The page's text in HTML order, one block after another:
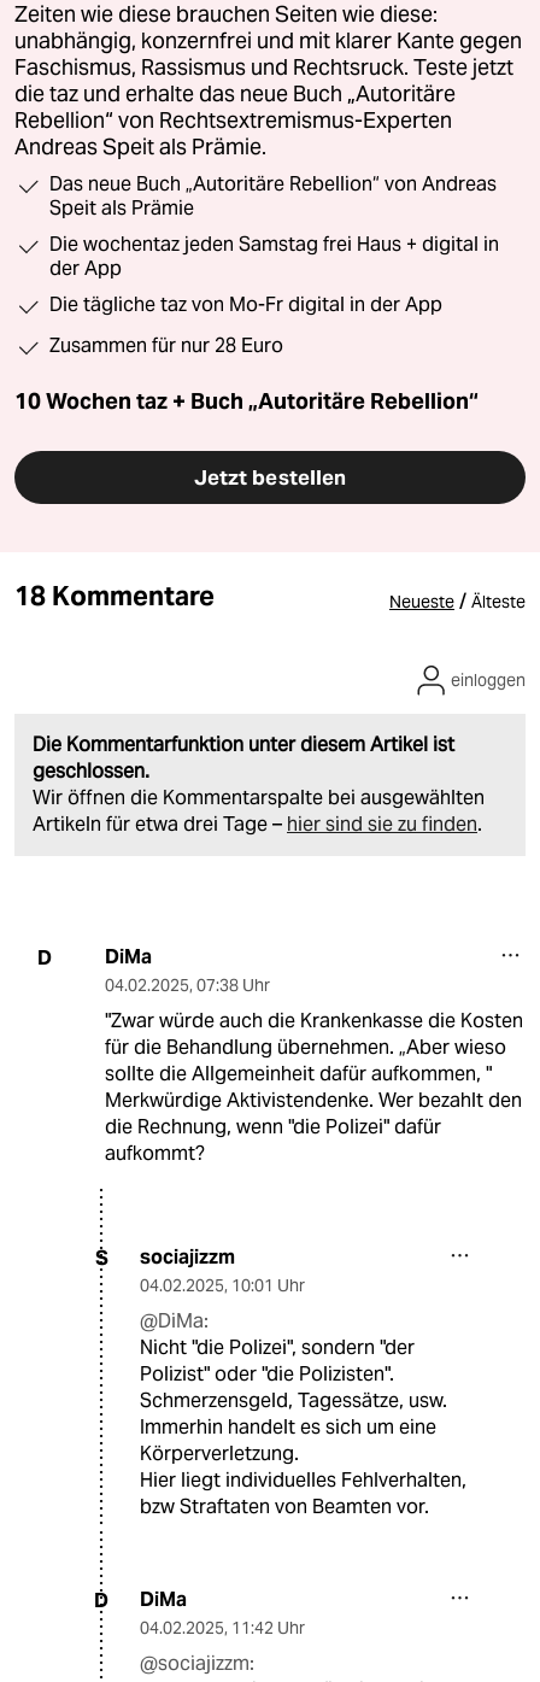
Zeiten wie diese brauchen Seiten wie diese:
unabhängig, konzernfrei und mit klarer Kante gegen
Faschismus, Rassismus und Rechtsruck. Teste jetzt
die taz und erhalte das neue Buch „Autoritäre
Rebellion“ von Rechtsextremismus-Experten
Andreas Speit als Prämie.
Das neue Buch „Autoritäre Rebellion“ von Andreas
Speit als Prämie
Die wochentaz jeden Samstag frei Haus + digital in
der App
Die tägliche taz von Mo-Fr digital in der App
Zusammen für nur 28 Euro
10 Wochen taz + Buch „Autoritäre Rebellion“
Jetzt bestellen
18 Kommentare Neueste / Älteste
Die Kommentarfunktion unter diesem Artikel ist
geschlossen.
Wir öffnen die Kommentarspalte bei ausgewählten
Artikeln für etwa drei Tage – hier sind sie zu finden.
einloggen
D DiMa
04.02.2025, 07:38 Uhr
"Zwar würde auch die Krankenkasse die Kosten
für die Behandlung übernehmen. „Aber wieso
sollte die Allgemeinheit dafür aufkommen, "
Merkwürdige Aktivistendenke. Wer bezahlt den
die Rechnung, wenn "die Polizei" dafür
aufkommt?
S sociajizzm
04.02.2025, 10:01 Uhr
@DiMa:
Nicht "die Polizei", sondern "der
Polizist" oder "die Polizisten".
Schmerzensgeld, Tagessätze, usw.
Immerhin handelt es sich um eine
Körperverletzung.
Hier liegt individuelles Fehlverhalten,
bzw Straftaten von Beamten vor.
D DiMa
04.02.2025, 11:42 Uhr
@sociajizzm: